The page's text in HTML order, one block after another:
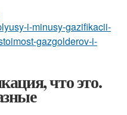
i-minusy-gazifikacii-
gazgolderov-i-
что это.